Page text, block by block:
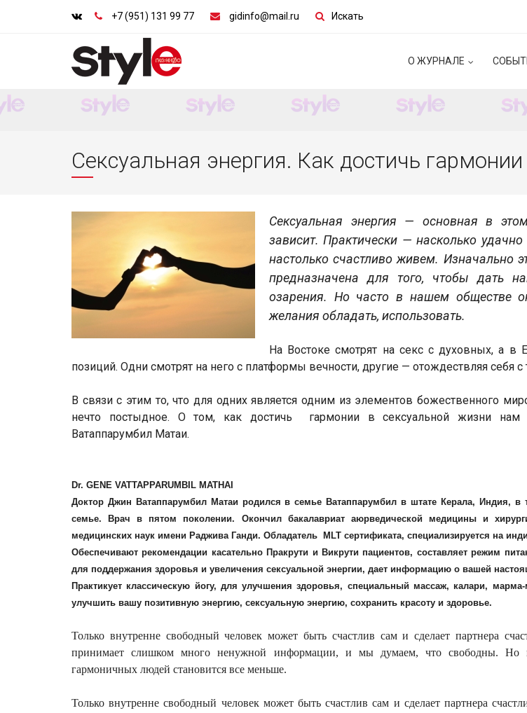
+7 (951) 131 99 77 gidinfo@mail.ru Искать
О ЖУРНАЛЕ
Сексуальная энергия. Как достичь гармонии
Сексуальная энергия — основная в
зависит. Практически — насколько
настолько счастливо живем. Изначально
предназначена для того, чтобы дать
озарения. Но часто в нашем обществе
желания обладать, использовать.
На Востоке смотрят на секс с духовных, а в
позиций. Одни смотрят на него с платформы вечности, другие — отождествляя себя с
В связи с этим то, что для одних является одним из элементов божественного
нечто постыдное. О том, как достичь гармонии в сексуальной жизни нам
Ватаппарумбил Матаи.
Dr. GENE VATTAPPARUMBIL MATHAI
Доктор Джин Ватаппарумбил Матаи родился в семье Ватаппарумбил в штате Керала, Индия, в
семье. Врач в пятом поколении. Окончил бакалавриат аюрведической медицины и
медицинских наук имени Раджива Ганди. Обладатель MLT сертификата, специализируется на
Обеспечивают рекомендации касательно Пракрути и Викрути пациентов, составляет режим
для поддержания здоровья и увеличения сексуальной энергии, дает информацию о вашей
Практикует классическую йогу, для улучшения здоровья, специальный массаж, калари,
улучшить вашу позитивную энергию, сексуальную энергию, сохранить красоту и здоровье.
Только внутренне свободный человек может быть счастлив сам и сделает партнера
принимает слишком много ненужной информации, и мы думаем, что свободны. Но
гармоничных людей становится все меньше.
Только внутренне свободный человек может быть счастлив сам и сделает партнера